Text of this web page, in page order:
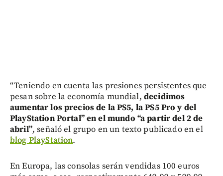
“Teniendo en cuenta las presiones persistentes que
pesan sobre la economía mundial, decidimos
aumentar los precios de la PS5, la PS5 Pro y del
PlayStation Portal”en el mundo “a partir del 2 de
abril”, señaló el grupo en un texto publicado en el
blog PlayStation.
En Europa, las consolas serán vendidas 100 euros